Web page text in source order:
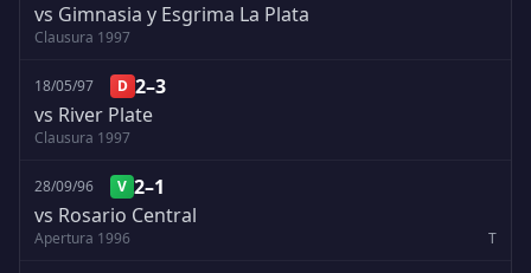
vs Gimnasia y Esgrima La Plata
Clausura 1997
18/05/97 D 2–3
vs River Plate
Clausura 1997
28/09/96 V 2–1
vs Rosario Central
Apertura 1996 T